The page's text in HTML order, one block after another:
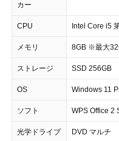
カー
CPU Intel Core i5
メモリ 8GB ※最大
ストレージ SSD 256GB
OS Windows 11
ソフト WPS Office 2
光学ドライブ DVD マルチ